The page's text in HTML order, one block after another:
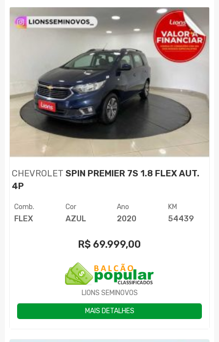
CHEVROLET SPIN PREMIER 7S 1.8 FLEX AUT.
4P
Comb.
FLEX
Cor
AZUL
Ano
2020
KM
54439
R$ 69.999,00
LIONS SEMINOVOS
MAIS DETALHES